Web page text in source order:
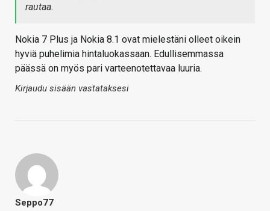
rautaa.
Nokia 7 Plus ja Nokia 8.1 ovat mielestäni olleet oikein
hyviä puhelimia hintaluokassaan. Edullisemmassa
päässä on myös pari varteenotettavaa luuria.
Kirjaudu sisään vastataksesi
Seppo77